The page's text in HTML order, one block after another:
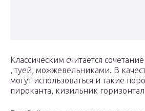
Классическим считается
, туей, можжевельниками. В
могут использоваться и такие
пироканта, кизильник